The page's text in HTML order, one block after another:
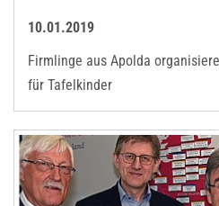
10.01.2019
Firmlinge aus Apolda
für Tafelkinder